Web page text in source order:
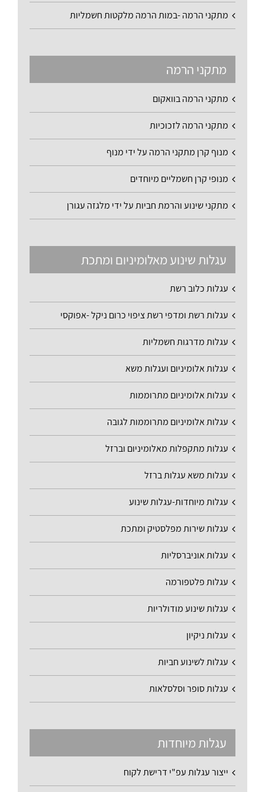
מתקני הרמה -במות הרמה מלקטות חשמליות
מתקני הרמה
מתקני הרמה בוואקום
מתקני הרמה לזכוכיות
מנוף קרן מתקני הרמה על ידי מנוף
מנופי קרן חשמליים מיוחדים
מתקני שינוע והרמת חביות על ידי מלגזה עגורן
עגלות שינוע מאלומיניום ומתכת
עגלות כלוב רשת
עגלות רשת ומדפי רשת ציפוי כרום ניקל -אפוקסי
עגלות מדרגות חשמליות
עגלות אלומיניום ועגלות משא
עגלות אלומיניום מתרוממות
עגלות אלומיניום מתרוממות לגובה
עגלות מתקפלות מאלומיניום וברזל
עגלות משא עגלות ברזל
עגלות מיוחדות-עגלות שינוע
עגלות שירות מפלסטיק ומתכת
עגלות אוניברסליות
עגלות פלטפורמה
עגלות שינוע מודולריות
עגלות ניקיון
עגלות לשינוע חביות
עגלות סופר וסלסלאות
עגלות מיוחדות
ייצור עגלות עפ"י דרישת לקוח